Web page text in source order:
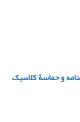
و حماسۀ کلاسیک